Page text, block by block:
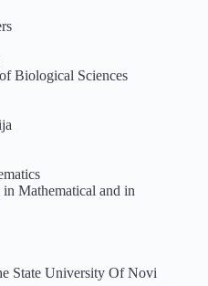
Biological Sciences
Mathematical and in
State University Of Novi